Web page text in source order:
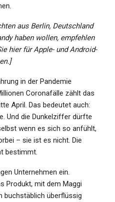
aus Berlin, Deutschland
haben wollen, empfehlen
hier für Apple- und Android-
in der Pandemie
Coronafälle zählt das
April. Das bedeutet auch:
Und die Dunkelziffer dürfte
wenn es sich so anfühlt,
– sie ist es nicht. Die
bestimmt.
Unternehmen ein.
Produkt, mit dem Maggi
buchstäblich überflüssig